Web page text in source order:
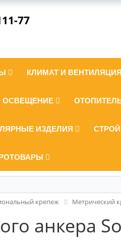
77
КЛИМАТ И ВЕНТИЛЯЦИЯ
ОСВЕЩЕНИЕ
ИЗДЕЛИЯ
крепеж Метрический
анкера